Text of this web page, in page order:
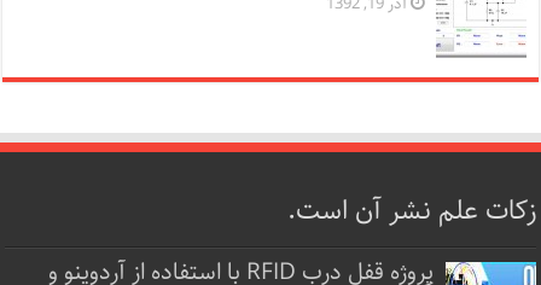
زکات علم نشر آن است.
پروژه قفل‌ درب RFID با استفاده از آردوینو و